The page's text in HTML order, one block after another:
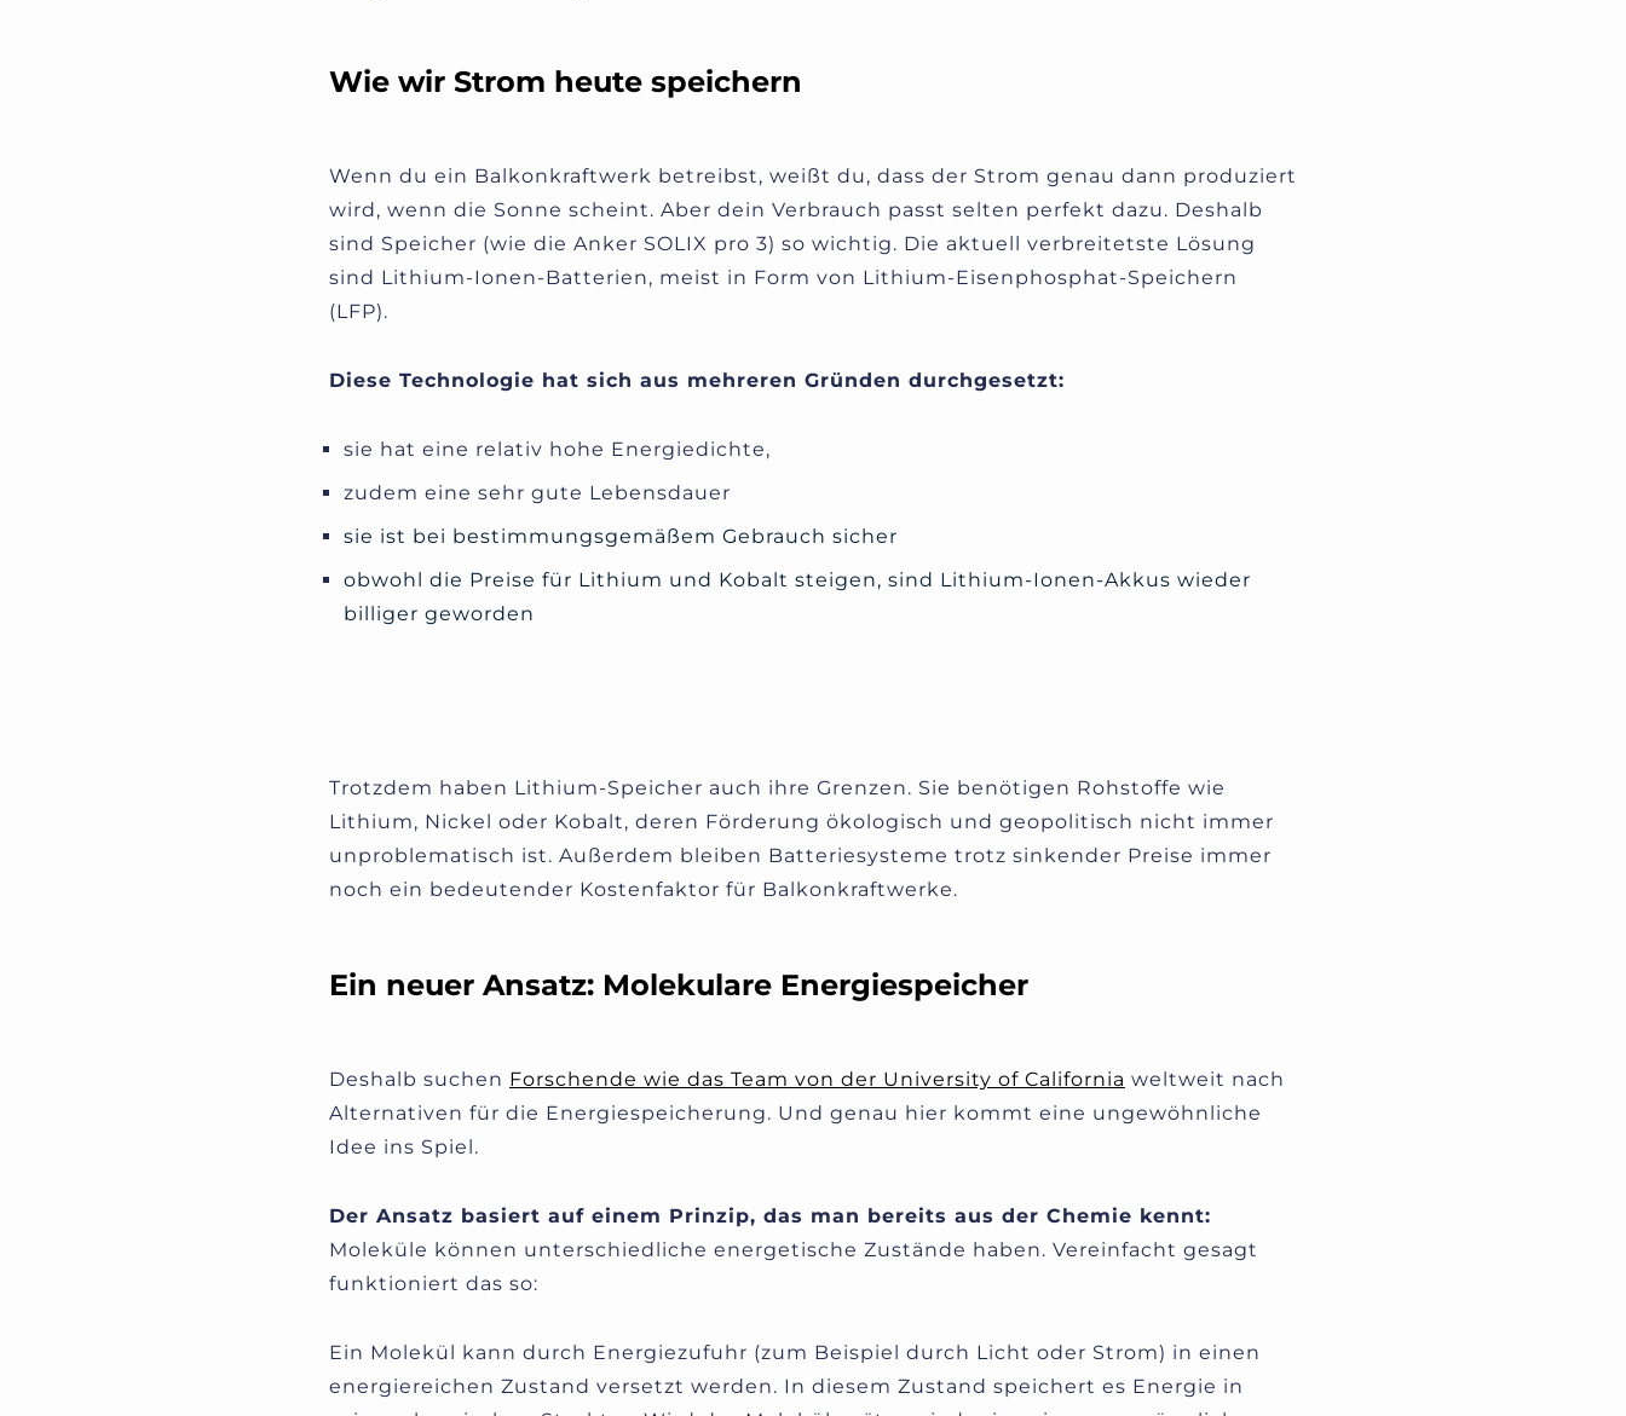
Wie wir Strom heute speichern
Wenn du ein Balkonkraftwerk betreibst, weißt du, dass der Strom genau dann produziert
wird, wenn die Sonne scheint. Aber dein Verbrauch passt selten perfekt dazu. Deshalb
sind Speicher (wie die Anker SOLIX pro 3) so wichtig. Die aktuell verbreitetste Lösung
sind Lithium-Ionen-Batterien, meist in Form von Lithium-Eisenphosphat-Speichern
(LFP).
Diese Technologie hat sich aus mehreren Gründen durchgesetzt:
sie hat eine relativ hohe Energiedichte,
zudem eine sehr gute Lebensdauer
sie ist bei bestimmungsgemäßem Gebrauch sicher
obwohl die Preise für Lithium und Kobalt steigen, sind Lithium-Ionen-Akkus wieder
billiger geworden
Trotzdem haben Lithium-Speicher auch ihre Grenzen. Sie benötigen Rohstoffe wie
Lithium, Nickel oder Kobalt, deren Förderung ökologisch und geopolitisch nicht immer
unproblematisch ist. Außerdem bleiben Batteriesysteme trotz sinkender Preise immer
noch ein bedeutender Kostenfaktor für Balkonkraftwerke.
Ein neuer Ansatz: Molekulare Energiespeicher
Deshalb suchen Forschende wie das Team von der University of California weltweit nach
Alternativen für die Energiespeicherung. Und genau hier kommt eine ungewöhnliche
Idee ins Spiel.
Der Ansatz basiert auf einem Prinzip, das man bereits aus der Chemie kennt:
Moleküle können unterschiedliche energetische Zustände haben. Vereinfacht gesagt
funktioniert das so:
Ein Molekül kann durch Energiezufuhr (zum Beispiel durch Licht oder Strom) in einen
energiereichen Zustand versetzt werden. In diesem Zustand speichert es Energie in